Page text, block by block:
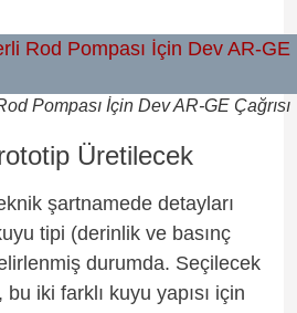
Pompası İçin Dev AR-GE Çağrısı
Üretilecek
şartnamede detayları
tipi (derinlik ve basınç
durumda. Seçilecek
iki farklı kuyu yapısı için